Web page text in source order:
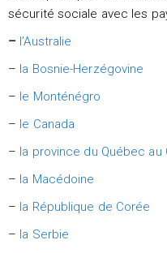
sécurité sociale avec les
– l’Australie
– la Bosnie-Herzégovine
– le Monténégro
– le Canada
– la province du Québec au
– la Macédoine
– la République de Corée
– la Serbie